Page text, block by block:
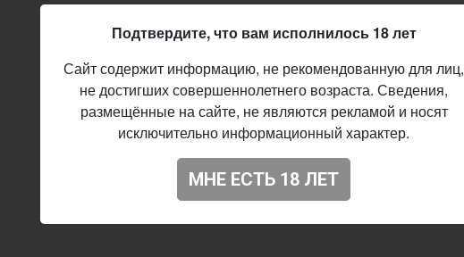
Подтвердите, что вам исполнилось 18 лет
Сайт содержит информацию, не рекомендованную для лиц,
не достигших совершеннолетнего возраста. Сведения,
размещённые на сайте, не являются рекламой и носят
исключительно информационный характер.
МНЕ ЕСТЬ 18 ЛЕТ